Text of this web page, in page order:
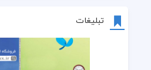
تبلیغات